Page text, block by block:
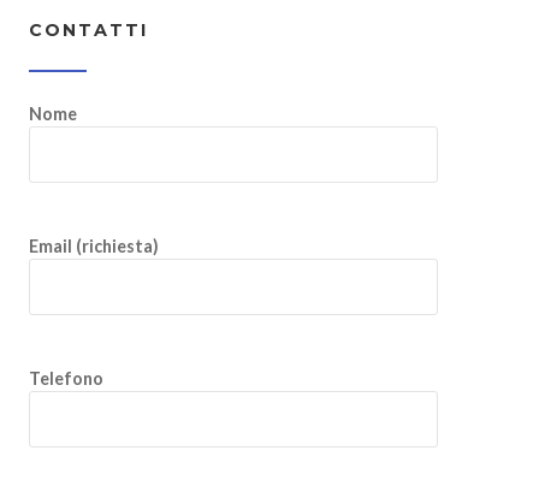
CONTATTI
Nome
Email (richiesta)
Telefono